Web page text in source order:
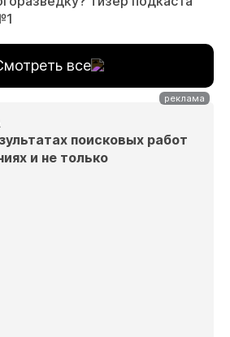
все
поисковых работ
и не только